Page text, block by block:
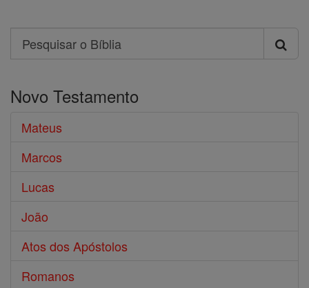
Search
Pesquisar
Bíblia
Novo Testamento
Mateus
Marcos
Lucas
João
Atos dos Apóstolos
Romanos